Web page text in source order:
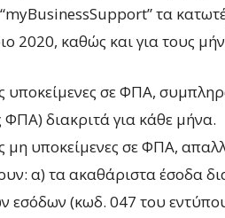
τα
2020, καθώς και για τους
υποκείμενες σε ΦΠΑ,
διακριτά για κάθε μήνα.
μη υποκείμενες σε ΦΠΑ,
α) τα ακαθάριστα έσοδα
εσόδων (κωδ. 047 του